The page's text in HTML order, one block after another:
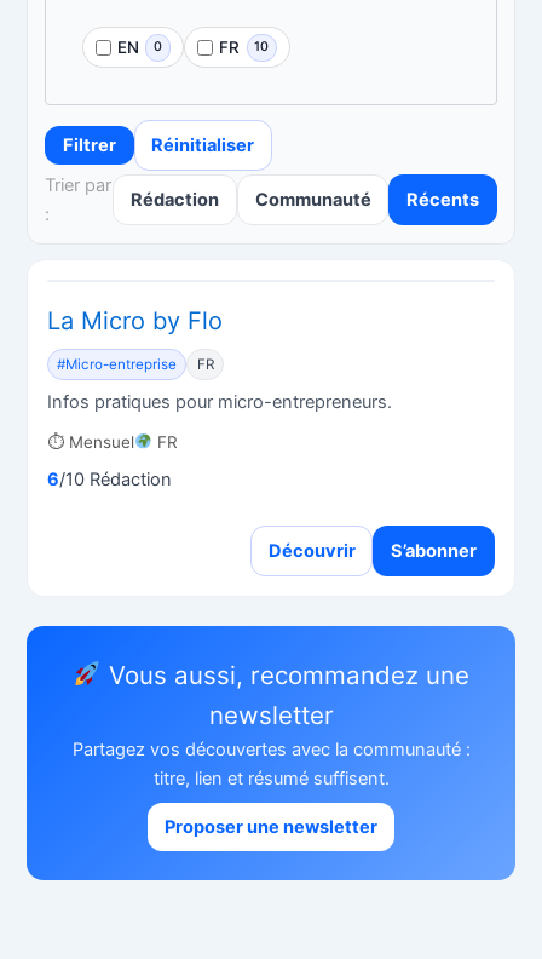
EN 0 FR 10
Filtrer
Réinitialiser
Trier par
:
Rédaction Communauté Récents
La Micro by Flo
#Micro-entreprise FR
Infos pratiques pour micro-entrepreneurs.
⏱ Mensuel FR
6/10 Rédaction
Découvrir S’abonner
Vous aussi, recommandez une
newsletter
Partagez vos découvertes avec la communauté :
titre, lien et résumé suffisent.
Proposer une newsletter